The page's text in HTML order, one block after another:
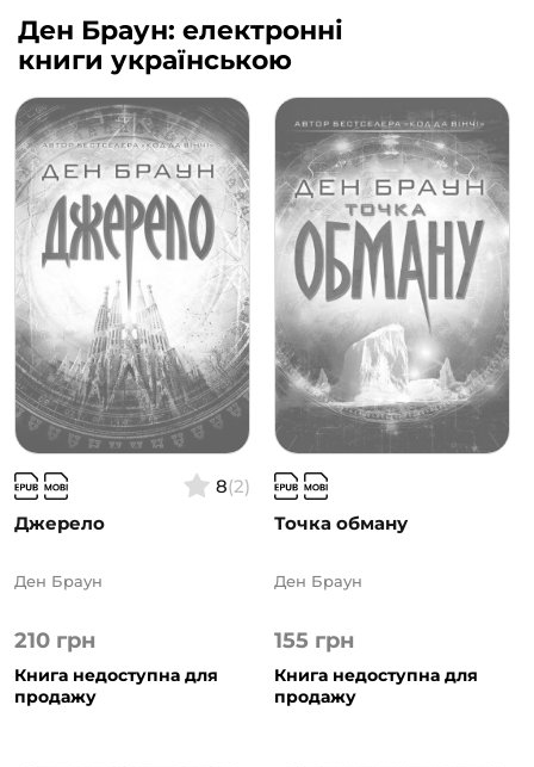
Ден Браун: електронні
книги українською
8(2)
Джерело
210 грн
Ден Браун
Книга недоступна для
продажу
Точка обману
155 грн
Ден Браун
Книга недоступна для
продажу